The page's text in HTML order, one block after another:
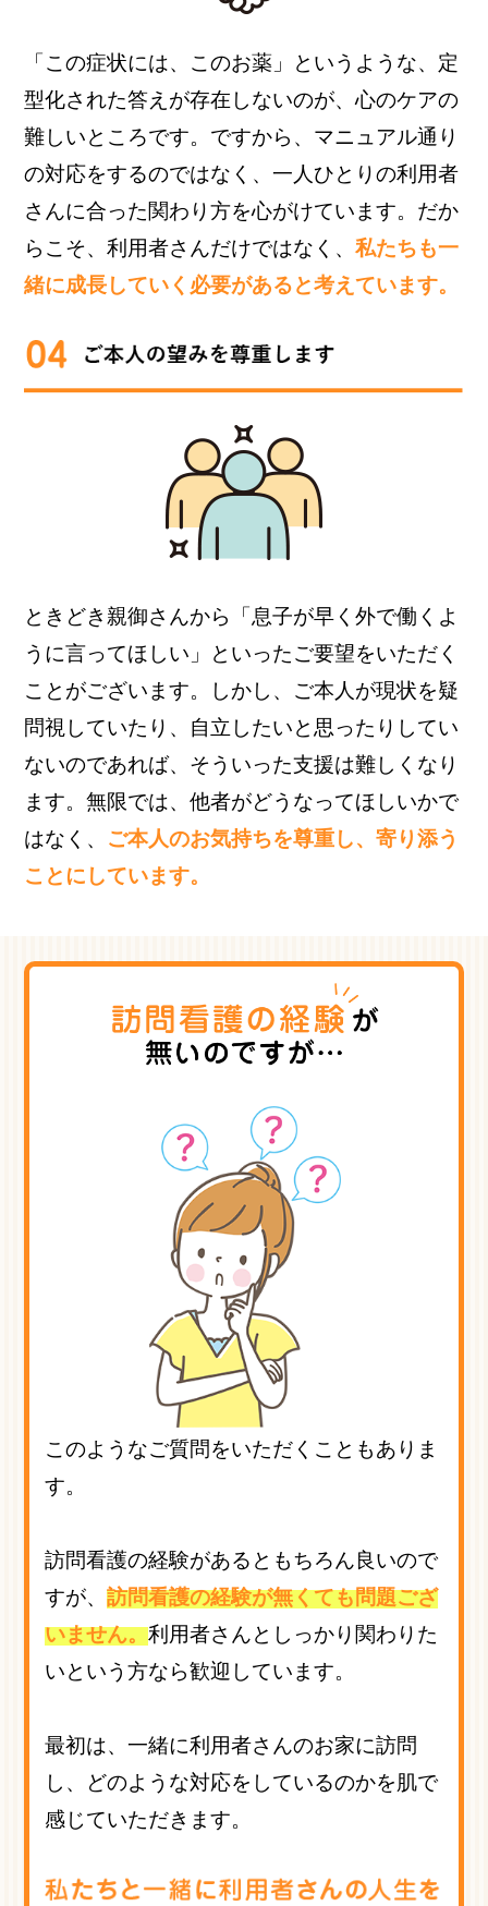
「この症状には、このお薬」というような、定
型化された答えが存在しないのが、心のケアの
難しいところです。ですから、マニュアル通り
の対応をするのではなく、一人ひとりの利用者
さんに合った関わり方を心がけています。だか
らこそ、利用者さんだけではなく、私たちも一
緒に成長していく必要があると考えています。
ときどき親御さんから「息子が早く外で働くよ
うに言ってほしい」といったご要望をいただく
ことがございます。しかし、ご本人が現状を疑
問視していたり、自立したいと思ったりしてい
ないのであれば、そういった支援は難しくなり
ます。無限では、他者がどうなってほしいかで
はなく、 ご本人のお気持ちを尊重し、寄り添う
ことにしています。
このようなご質問をいただくこともありま
す。
訪問看護の経験があるともちろん良いので
すが、 訪問看護の経験が無くても問題ござ
いません。利用者さんとしっかり関わりた
いという方なら歓迎しています。
最初は、一緒に利用者さんのお家に訪問
し、どのような対応をしているのかを肌で
感じていただきます。